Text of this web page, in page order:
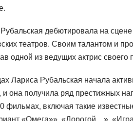
дебютировала на
театров. Своим талантом и
одной из ведущих актрис своего
Лариса Рубальская начала
она получила ряд престижных
фильмах, включая такие
«Омега»», «Дорогой…»,